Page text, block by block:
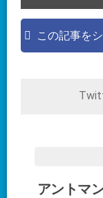
この記事を
アントマ